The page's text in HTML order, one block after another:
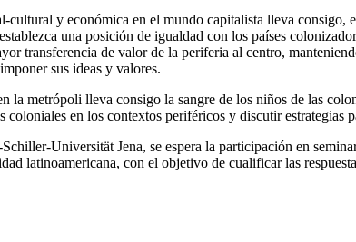
y económica en el mundo capitalista lleva
una posición de igualdad con los países
transferencia de valor de la periferia al centro,
sus ideas y valores.
la metrópoli lleva consigo la sangre de los niños de las
en los contextos periféricos y discutir estrategias
Universität Jena, se espera la participación en
latinoamericana, con el objetivo de cualificar las